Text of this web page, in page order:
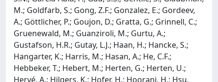
M.; Goldfarb, S.; Gong, Z.F.; Gonzalez, E.; Gordeev,
A.; Göttlicher, P.; Goujon, D.; Gratta, G.; Grinnell, C.;
Gruenewald, M.; Guanziroli, M.; Gurtu, A.;
Gustafson, H.R.; Gutay, L.J.; Haan, H.; Hancke, S.;
Hangarter, K.; Harris, M.; Hasan, A.; He, C.F.;
Hebbeker, T.; Hebert, M.; Herten, G.; Herten, U.;
Hervé, A.; Hilgers, K.; Hofer, H.; Hoorani, H.; Hsu,